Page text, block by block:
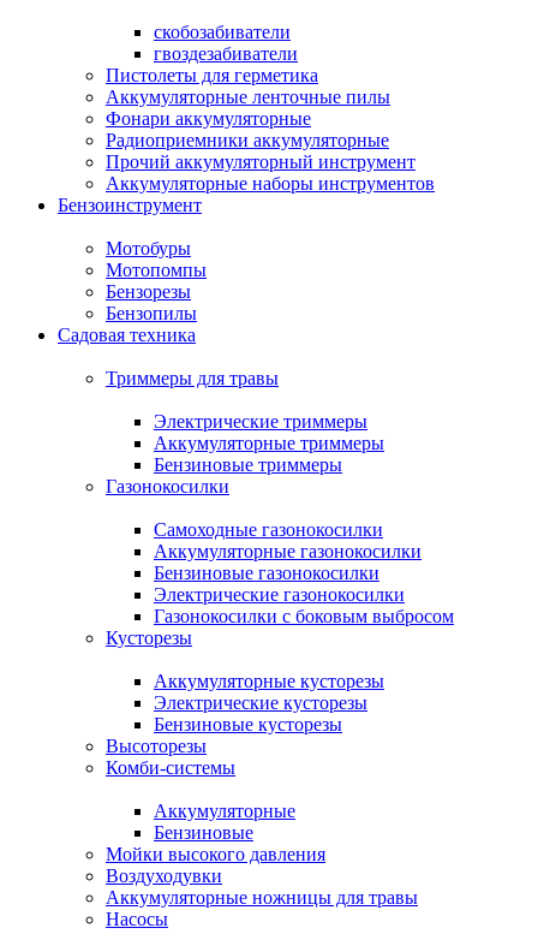
скобозабиватели
гвоздезабиватели
Пистолеты для герметика
Аккумуляторные ленточные пилы
Фонари аккумуляторные
Радиоприемники аккумуляторные
Прочий аккумуляторный инструмент
Аккумуляторные наборы инструментов
Бензоинструмент
Мотобуры
Мотопомпы
Бензорезы
Бензопилы
Садовая техника
Триммеры для травы
Электрические триммеры
Аккумуляторные триммеры
Бензиновые триммеры
Газонокосилки
Самоходные газонокосилки
Аккумуляторные газонокосилки
Бензиновые газонокосилки
Электрические газонокосилки
Газонокосилки с боковым выбросом
Кусторезы
Аккумуляторные кусторезы
Электрические кусторезы
Бензиновые кусторезы
Высоторезы
Комби-системы
Аккумуляторные
Бензиновые
Мойки высокого давления
Воздуходувки
Аккумуляторные ножницы для травы
Насосы